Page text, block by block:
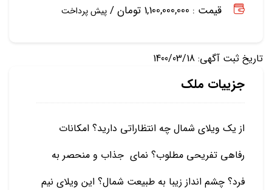
قیمت : 1,100,000,000 تومان /
پیش پرداخت
تاریخ ثبت آگهی: 1400/03/18
جزییات ملک
از یک ویلای شمال چه انتظاراتی دارید؟ امکانات
رفاهی تفریحی مطلوب؟ نمای جذاب و منحصر به
فرد؟ چشم انداز زیبا به طبیعت شمال؟ این ویلای نیم